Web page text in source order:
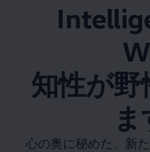
知性が
ま
心の奥に秘めた、新